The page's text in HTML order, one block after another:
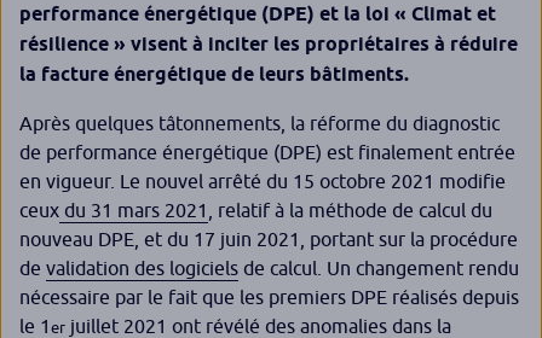
performance énergétique (DPE) et la loi « Climat et
résilience » visent à inciter les propriétaires à réduire
la facture énergétique de leurs bâtiments.
Après quelques tâtonnements, la réforme du diagnostic
de performance énergétique (DPE) est finalement entrée
en vigueur. Le nouvel arrêté du 15 octobre 2021 modifie
ceux du 31 mars 2021
, relatif à la méthode de calcul du
nouveau DPE, et du 17 juin 2021, portant sur la procédure
de validation des logiciels de calcul. Un changement rendu
nécessaire par le fait que les premiers DPE réalisés depuis
le 1er juillet 2021 ont révélé des anomalies dans la